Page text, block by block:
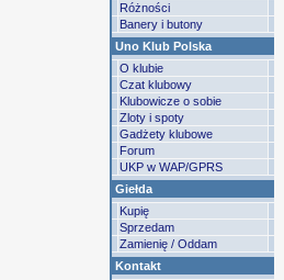
Różności
Banery i butony
Uno Klub Polska
O klubie
Czat klubowy
Klubowicze o sobie
Zloty i spoty
Gadżety klubowe
Forum
UKP w WAP/GPRS
Giełda
Kupię
Sprzedam
Zamienię / Oddam
Kontakt